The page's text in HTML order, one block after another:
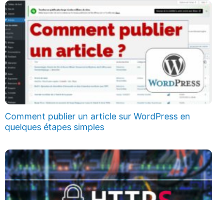
Comment publier un article sur WordPress en
quelques étapes simples